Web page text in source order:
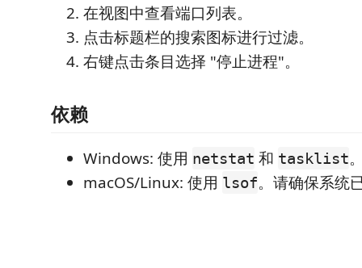
在视图中查看端口列表。
点击标题栏的搜索图标进行过滤。
右键点击条目选择 "停止进程"。
依赖
Windows: 使用 netstat 和 tasklist
macOS/Linux: 使用 lsof。请确保系统